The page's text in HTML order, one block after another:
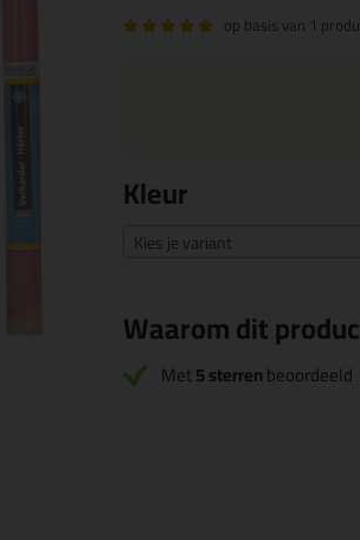
op basis van 1
Kleur
Kies je variant
Waarom dit
Met5 sterrenbeoordeeld